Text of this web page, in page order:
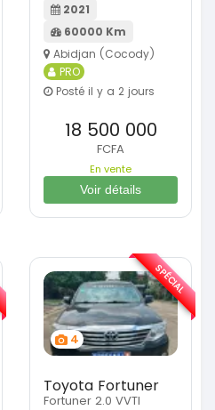
2021
60000 Km
Abidjan (Cocody)
PRO
Posté il y a 2 jours
18 500 000
FCFA
En vente
Voir détails
4
Toyota Fortuner
Fortuner 2.0 VVTI
SPÉCIAL